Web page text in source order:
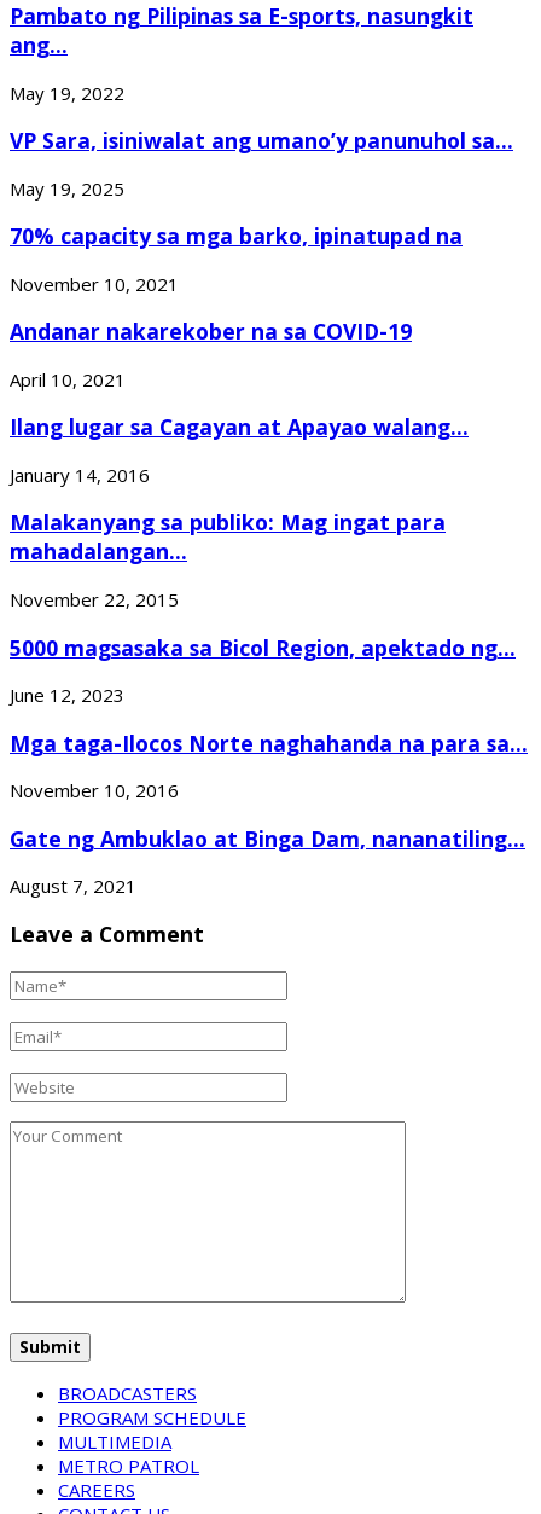
Pambato ng Pilipinas sa E-sports, nasungkit
ang...
May 19, 2022
VP Sara, isiniwalat ang umano’y panunuhol sa...
May 19, 2025
70% capacity sa mga barko, ipinatupad na
November 10, 2021
Andanar nakarekober na sa COVID-19
April 10, 2021
Ilang lugar sa Cagayan at Apayao walang...
January 14, 2016
Malakanyang sa publiko: Mag ingat para
mahadalangan...
November 22, 2015
5000 magsasaka sa Bicol Region, apektado ng...
June 12, 2023
Mga taga-Ilocos Norte naghahanda na para sa...
November 10, 2016
Gate ng Ambuklao at Binga Dam, nananatiling...
August 7, 2021
Leave a Comment
BROADCASTERS
PROGRAM SCHEDULE
MULTIMEDIA
METRO PATROL
CAREERS